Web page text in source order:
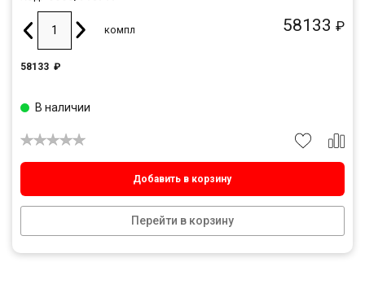
58133 ₽
компл
58133 ₽
Добавить в корзину
Перейти в корзину
В наличии